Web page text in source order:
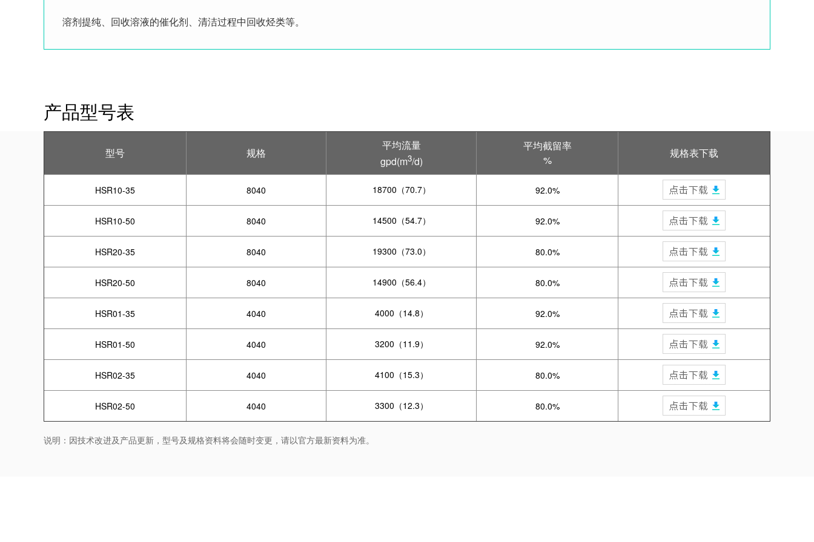
溶剂提纯、回收溶液的催化剂、清洁过程中回收烃类等。
产品型号表
型号 规格
平均流量
gpd(m3/d)
平均截留率
%
规格表下载
HSR10-35 8040 18700（70.7） 92.0%
HSR10-50 8040 14500（54.7） 92.0%
HSR20-35 8040 19300（73.0） 80.0%
HSR20-50 8040 14900（56.4） 80.0%
HSR01-35 4040 4000（14.8） 92.0%
HSR01-50 4040 3200（11.9） 92.0%
HSR02-35 4040 4100（15.3） 80.0%
HSR02-50 4040 3300（12.3） 80.0%
说明：因技术改进及产品更新，型号及规格资料将会随时变更，请以官方最新资料为准。